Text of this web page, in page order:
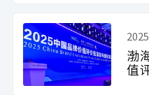
渤
值